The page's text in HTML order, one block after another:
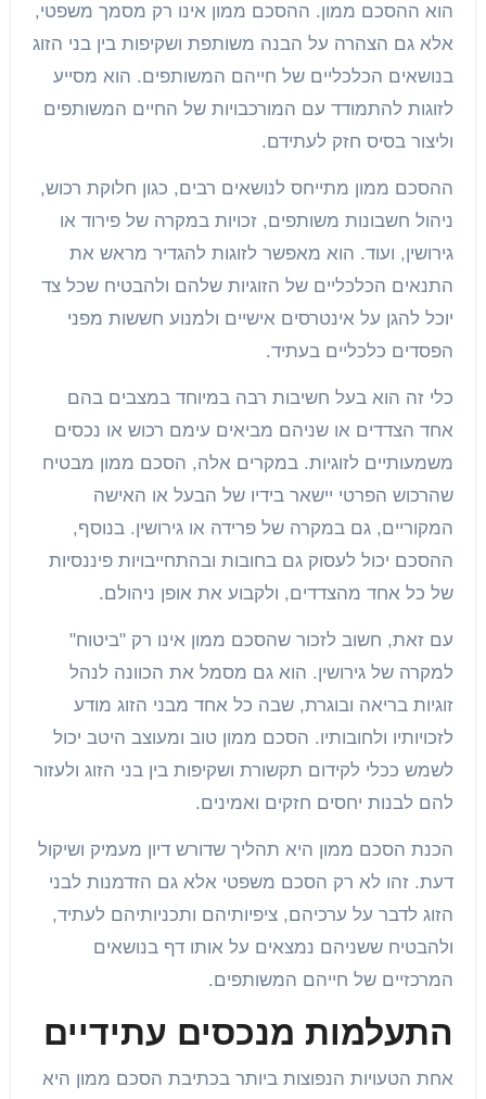
הוא ההסכם ממון. ההסכם ממון אינו רק מסמך משפטי,
אלא גם הצהרה על הבנה משותפת ושקיפות בין בני הזוג
בנושאים הכלכליים של חייהם המשותפים. הוא מסייע
לזוגות להתמודד עם המורכבויות של החיים המשותפים
וליצור בסיס חזק לעתידם.
ההסכם ממון מתייחס לנושאים רבים, כגון חלוקת רכוש,
ניהול חשבונות משותפים, זכויות במקרה של פירוד או
גירושין, ועוד. הוא מאפשר לזוגות להגדיר מראש את
התנאים הכלכליים של הזוגיות שלהם ולהבטיח שכל צד
יוכל להגן על אינטרסים אישיים ולמנוע חששות מפני
הפסדים כלכליים בעתיד.
כלי זה הוא בעל חשיבות רבה במיוחד במצבים בהם
אחד הצדדים או שניהם מביאים עימם רכוש או נכסים
משמעותיים לזוגיות. במקרים אלה, הסכם ממון מבטיח
שהרכוש הפרטי יישאר בידיו של הבעל או האישה
המקוריים, גם במקרה של פרידה או גירושין. בנוסף,
ההסכם יכול לעסוק גם בחובות ובהתחייבויות פיננסיות
של כל אחד מהצדדים, ולקבוע את אופן ניהולם.
עם זאת, חשוב לזכור שהסכם ממון אינו רק "ביטוח"
למקרה של גירושין. הוא גם מסמל את הכוונה לנהל
זוגיות בריאה ובוגרת, שבה כל אחד מבני הזוג מודע
לזכויותיו ולחובותיו. הסכם ממון טוב ומעוצב היטב יכול
לשמש ככלי לקידום תקשורת ושקיפות בין בני הזוג ולעזור
להם לבנות יחסים חזקים ואמינים.
הכנת הסכם ממון היא תהליך שדורש דיון מעמיק ושיקול
דעת. זהו לא רק הסכם משפטי אלא גם הזדמנות לבני
הזוג לדבר על ערכיהם, ציפיותיהם ותכניותיהם לעתיד,
ולהבטיח ששניהם נמצאים על אותו דף בנושאים
המרכזיים של חייהם המשותפים.
התעלמות מנכסים עתידיים
אחת הטעויות הנפוצות ביותר בכתיבת הסכם ממון היא